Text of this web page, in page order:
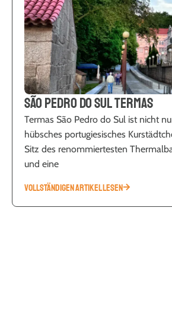
São Pedro do Sul Termas
Termas São Pedro do Sul ist nicht
hübsches portugiesisches
Sitz des renommiertesten
und eine
VOLLSTÄNDIGEN ARTIKEL LESEN